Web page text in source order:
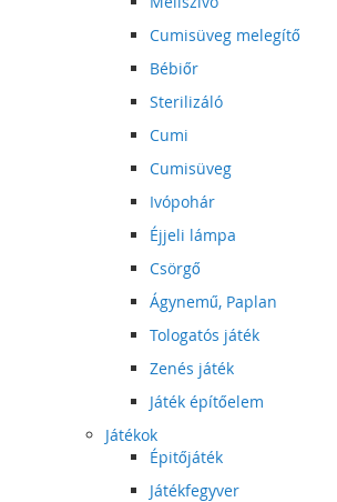
Cumisüveg melegítő
Bébiőr
Sterilizáló
Cumi
Cumisüveg
Ivópohár
Éjjeli lámpa
Csörgő
Ágynemű, Paplan
Tologatós játék
Zenés játék
Játék építőelem
Játékok
Épitőjáték
Játékfegyver